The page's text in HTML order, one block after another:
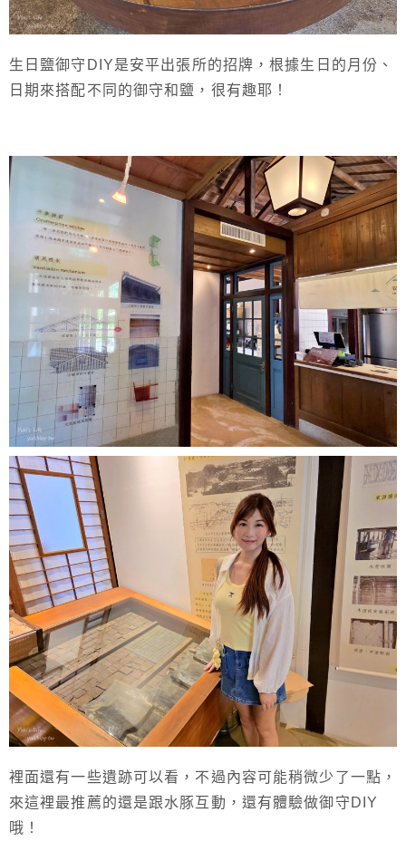
生日鹽御守DIY是安平出張所的招牌，根據生日的月份、
日期來搭配不同的御守和鹽，很有趣耶！
裡面還有一些遺跡可以看，不過內容可能稍微少了一點，
來這裡最推薦的還是跟水豚互動，還有體驗做御守DIY
哦！